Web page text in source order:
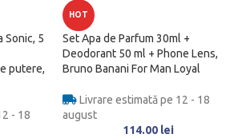
Sonic, 5
putere,
- 18
HOT
Set Apa de Parfum 30ml +
Deodorant 50 ml + Phone Lens,
Bruno Banani For Man Loyal
Livrare estimată pe 12 - 18
august
114.00 lei